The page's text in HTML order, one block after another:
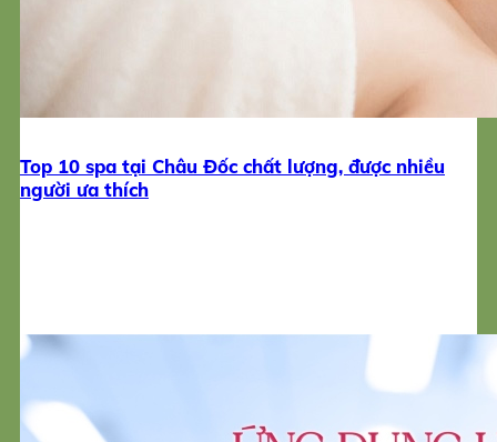
Top 10 spa tại Châu Đốc chất lượng, được nhiều
người ưa thích